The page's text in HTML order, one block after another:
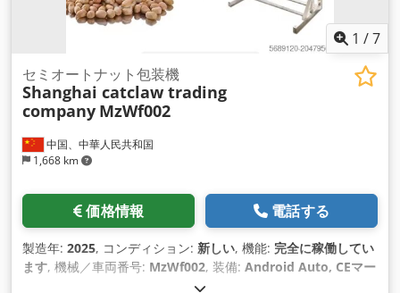
1 /7
中国、中華人民共和国
1,668 km
セミオートナット包装機
Shanghai catclaw trading
company MzWf002
価格情報 電話する
製造年: 2025, コンディション: 新しい, 機能: 完全に稼働してい
ます, 機械／車両番号: MzWf002, 装備: Android Auto, CEマー